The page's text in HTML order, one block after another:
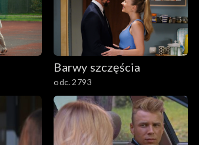
Barwy szczęścia
odc. 2793